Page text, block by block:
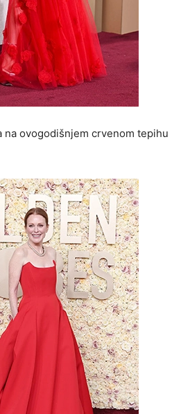
na ovogodišnjem crvenom tepihu